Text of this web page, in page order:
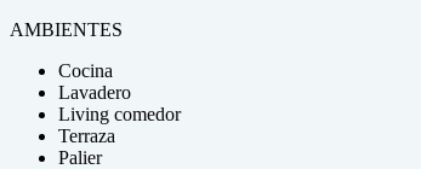
AMBIENTES
Cocina
Lavadero
Living comedor
Terraza
Palier